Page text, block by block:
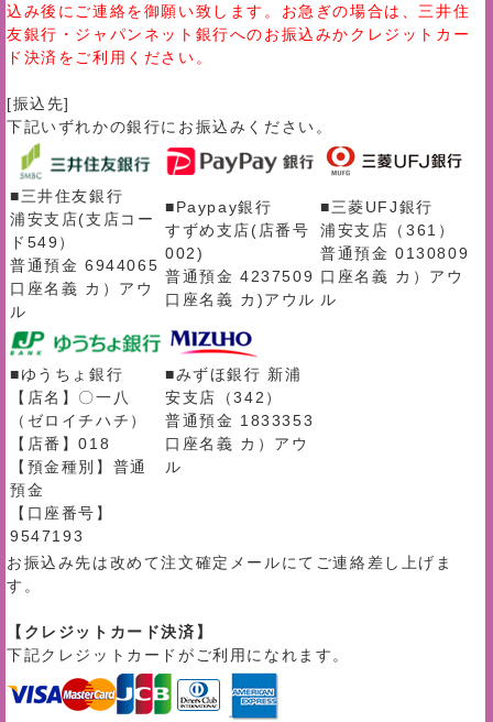
込み後にご連絡を御願い致します。お急ぎの場合は、三井住
友銀行・ジャパンネット銀行へのお振込みかクレジットカー
ド決済をご利用ください。
[振込先]
下記いずれかの銀行にお振込みください。
■三井住友銀行
浦安支店(支店コー
ド549）
普通預金 6944065
口座名義 カ）アウ
ル
■Paypay銀行
すずめ支店(店番号
002)
普通預金 4237509
口座名義 カ)アウル
■三菱UFJ銀行
浦安支店（361）
普通預金 0130809
口座名義 カ）アウ
ル
■ゆうちょ銀行
【店名】〇一八
（ゼロイチハチ）
【店番】018
【預金種別】普通
預金
【口座番号】
9547193
■みずほ銀行 新浦
安支店（342）
普通預金 1833353
口座名義 カ）アウ
ル
お振込み先は改めて注文確定メールにてご連絡差し上げま
す。
【クレジットカード決済】
下記クレジットカードがご利用になれます。